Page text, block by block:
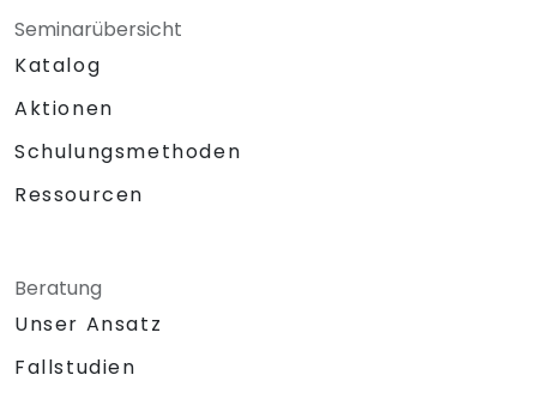
Seminarübersicht
Katalog
Aktionen
Schulungsmethoden
Ressourcen
Beratung
Unser Ansatz
Fallstudien